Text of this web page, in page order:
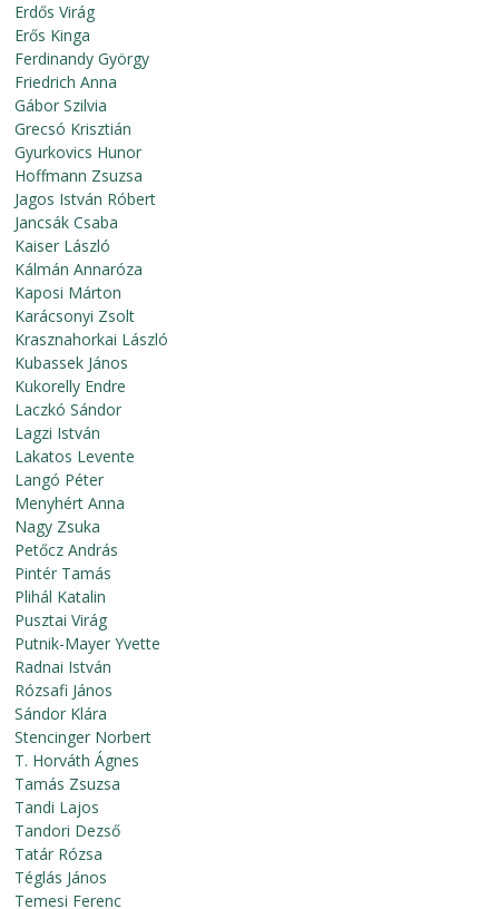
Erdős Virág
Erős Kinga
Ferdinandy György
Friedrich Anna
Gábor Szilvia
Grecsó Krisztián
Gyurkovics Hunor
Hoffmann Zsuzsa
Jagos István Róbert
Jancsák Csaba
Kaiser László
Kálmán Annaróza
Kaposi Márton
Karácsonyi Zsolt
Krasznahorkai László
Kubassek János
Kukorelly Endre
Laczkó Sándor
Lagzi István
Lakatos Levente
Langó Péter
Menyhért Anna
Nagy Zsuka
Petőcz András
Pintér Tamás
Plihál Katalin
Pusztai Virág
Putnik-Mayer Yvette
Radnai István
Rózsafi János
Sándor Klára
Stencinger Norbert
T. Horváth Ágnes
Tamás Zsuzsa
Tandi Lajos
Tandori Dezső
Tatár Rózsa
Téglás János
Temesi Ferenc